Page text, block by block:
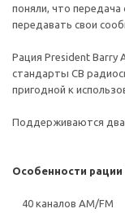
поняли, что передача
передавать свои
Рация President Barry
стандарты СВ
пригодной к
Поддерживаются два
Особенности рации
40 каналов АМ/FM